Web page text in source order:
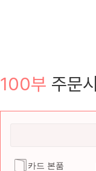
100부 주문
카드 본품